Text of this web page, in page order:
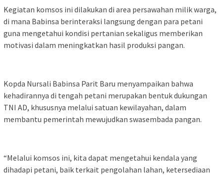
Kegiatan komsos ini dilakukan di area persawahan milik warga,
di mana Babinsa berinteraksi langsung dengan para petani
guna mengetahui kondisi pertanian sekaligus memberikan
motivasi dalam meningkatkan hasil produksi pangan.
Kopda Nursali Babinsa Parit Baru menyampaikan bahwa
kehadirannya di tengah petani merupakan bentuk dukungan
TNI AD, khususnya melalui satuan kewilayahan, dalam
membantu pemerintah mewujudkan swasembada pangan.
“Melalui komsos ini, kita dapat mengetahui kendala yang
dihadapi petani, baik terkait pengolahan lahan, ketersediaan